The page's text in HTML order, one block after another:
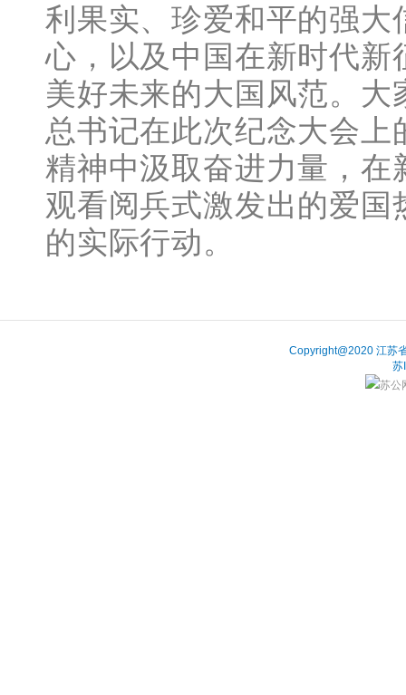
利果实、珍爱和平的强
心，以及中国在新时代
美好未来的大国风范。
总书记在此次纪念大会
精神中汲取奋进力量，
观看阅兵式激发出的爱
的实际行动。
Copyright@2020 江苏
苏
苏公